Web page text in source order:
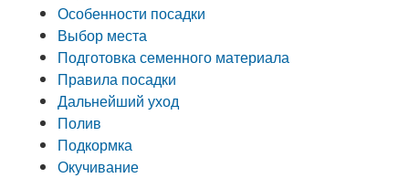
Особенности посадки
Выбор места
Подготовка семенного материала
Правила посадки
Дальнейший уход
Полив
Подкормка
Окучивание